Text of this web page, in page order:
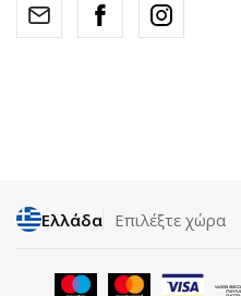
Ελλάδα Επιλέξτε χώρα